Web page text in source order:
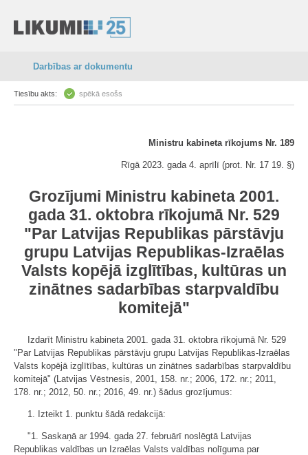
Darbības ar dokumentu
Tiesību akts: spēkā esošs
Ministru kabineta rīkojums Nr. 189
Rīgā 2023. gada 4. aprīlī (prot. Nr. 17 19. §)
Grozījumi Ministru kabineta 2001.
gada 31. oktobra rīkojumā Nr. 529
"Par Latvijas Republikas pārstāvju
grupu Latvijas Republikas-Izraēlas
Valsts kopējā izglītības, kultūras un
zinātnes sadarbības starpvaldību
komitejā"
Izdarīt Ministru kabineta 2001. gada 31. oktobra rīkojumā Nr. 529
"Par Latvijas Republikas pārstāvju grupu Latvijas Republikas-Izraēlas
Valsts kopējā izglītības, kultūras un zinātnes sadarbības starpvaldību
komitejā" (Latvijas Vēstnesis, 2001, 158. nr.; 2006, 172. nr.; 2011,
178. nr.; 2012, 50. nr.; 2016, 49. nr.) šādus grozījumus:
1. Izteikt 1. punktu šādā redakcijā:
"1. Saskaņā ar 1994. gada 27. februārī noslēgtā Latvijas
Republikas valdības un Izraēlas Valsts valdības nolīguma par